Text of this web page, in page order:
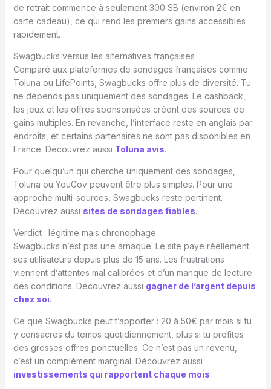
de retrait commence à seulement 300 SB (environ 2€ en
carte cadeau), ce qui rend les premiers gains accessibles
rapidement.
Swagbucks versus les alternatives françaises
Comparé aux plateformes de sondages françaises comme
Toluna ou LifePoints, Swagbucks offre plus de diversité. Tu
ne dépends pas uniquement des sondages. Le cashback,
les jeux et les offres sponsorisées créent des sources de
gains multiples. En revanche, l’interface reste en anglais par
endroits, et certains partenaires ne sont pas disponibles en
France. Découvrez aussi Toluna avis.
Pour quelqu’un qui cherche uniquement des sondages,
Toluna ou YouGov peuvent être plus simples. Pour une
approche multi-sources, Swagbucks reste pertinent.
Découvrez aussi sites de sondages fiables.
Verdict : légitime mais chronophage
Swagbucks n’est pas une arnaque. Le site paye réellement
ses utilisateurs depuis plus de 15 ans. Les frustrations
viennent d’attentes mal calibrées et d’un manque de lecture
des conditions. Découvrez aussi gagner de l’argent depuis
chez soi.
Ce que Swagbucks peut t’apporter : 20 à 50€ par mois si tu
y consacres du temps quotidiennement, plus si tu profites
des grosses offres ponctuelles. Ce n’est pas un revenu,
c’est un complément marginal. Découvrez aussi
investissements qui rapportent chaque mois.